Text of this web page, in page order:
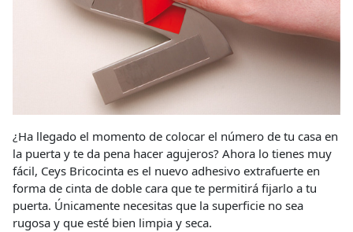
¿Ha llegado el momento de colocar el número de tu casa en
la puerta y te da pena hacer agujeros? Ahora lo tienes muy
fácil, Ceys Bricocinta es el nuevo adhesivo extrafuerte en
forma de cinta de doble cara que te permitirá fijarlo a tu
puerta. Únicamente necesitas que la superficie no sea
rugosa y que esté bien limpia y seca.